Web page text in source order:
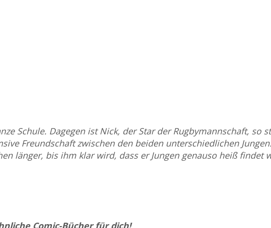
Schule. Dagegen ist Nick, der Star der Rugbymannschaft, so
Freundschaft zwischen den beiden unterschiedlichen
länger, bis ihm klar wird, dass er Jungen genauso heiß findet
Comic-Bücher für dich!